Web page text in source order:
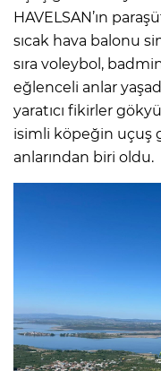
HAVELSAN’ın
sıcak hava balonu
sıra voleybol,
eğlenceli anlar
yaratıcı fikirler
isimli köpeğin uçuş
anlarından biri oldu.